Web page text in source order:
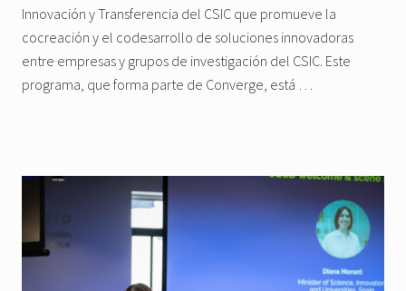
Innovación y Transferencia del CSIC que promueve la
cocreación y el codesarrollo de soluciones innovadoras
entre empresas y grupos de investigación del CSIC. Este
programa, que forma parte de Converge, está …